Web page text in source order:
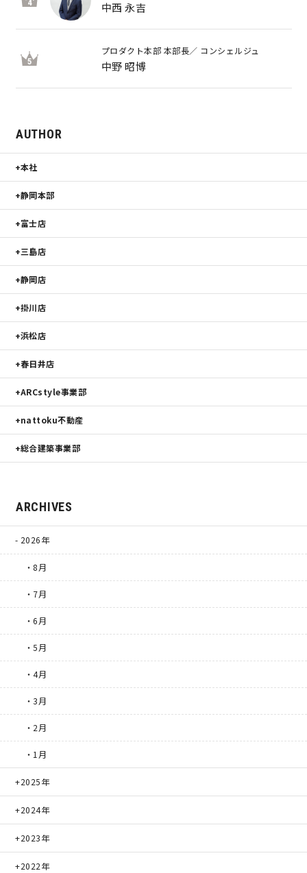
4 中西 永吉
5
プロダクト本部 本部長／ コンシェルジュ
中野 昭博
AUTHOR
本社
静岡本部
富士店
三島店
静岡店
掛川店
浜松店
春日井店
ARCstyle事業部
nattoku不動産
総合建築事業部
ARCHIVES
2026年
・8月
・7月
・6月
・5月
・4月
・3月
・2月
・1月
2025年
2024年
2023年
2022年